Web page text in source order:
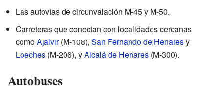
Las autovías de circunvalación M-45 y M-50.
Carreteras que conectan con localidades cercanas
comoAjalvir(M-108), San Fernando de Henaresy
Loeches (M-206), yAlcalá de Henares (M-300).
Autobuses